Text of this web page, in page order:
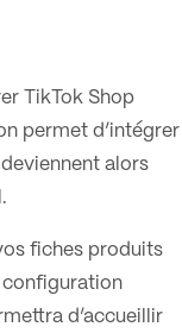
TikTok Shop
permet d’intégrer
alors
fiches produits
configuration
d’accueillir